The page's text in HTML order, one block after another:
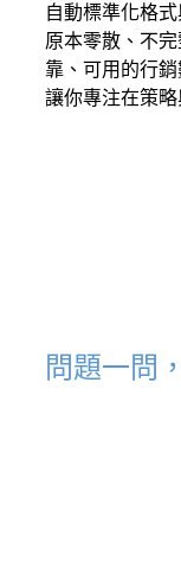
透過
料整
自動標準化格
原本零散、不
靠、可用的行
讓你專注在策
問題一問